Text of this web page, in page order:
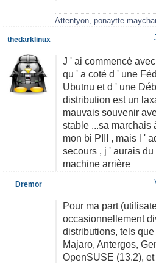
Attentyon, ponaytte
J ' ai commencé
qu ' a coté d ' une
Ubutnu et d ' une
distribution est un
mauvais souvenir
stable ...sa marchais
mon bi PIII , mais l '
secours , j ' aurais
machine arrière
thedarklinux
Pour ma part
occasionnellement
distributions, tels
Majaro, Antergos,
OpenSUSE (13.2),
Dremor